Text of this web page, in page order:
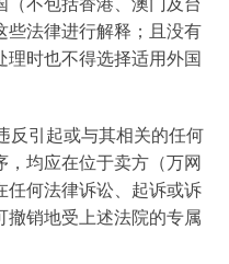
些法律进行解释；且没有
时也不得选择适用外国
反引起或与其相关的任何
均应在位于卖方（万网
任何法律诉讼、起诉或诉
撤销地受上述法院的专属